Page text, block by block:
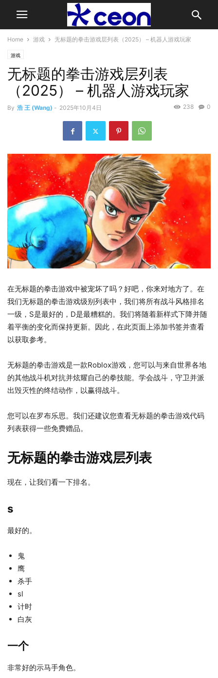
Home 游戏 无标题的拳击游戏层列表（2025） – 机器人游戏玩家
游戏
无标题的拳击游戏层列表
（2025） – 机器人游戏玩家
By 浩 王 (Wang) - 2025年10月4日 0
238
在无标题的拳击游戏中被宠坏了吗？好吧，你来对地方了。在
我们无标题的拳击游戏级别列表中，我们将所有战斗风格排名
一级，S是最好的，D是最糟糕的。我们将随着新样式下降并随
着平衡的变化而保持更新。因此，在此页面上添加书签并查看
以获取参考。
无标题的拳击游戏是一款Roblox游戏，您可以与来自世界各地
的其他战斗机对抗并炫耀自己的拳技能。学会战斗，守卫并派
出毁灭性的终结动作，以赢得战斗。
您可以在罗布乐思。我们还建议您查看无标题的拳击游戏代码
列表获得一些免费赠品。
无标题的拳击游戏层列表
现在，让我们看一下排名。
s
最好的。
鬼
鹰
杀手
sl
计时
白灰
一个
非常好的示马手角色。